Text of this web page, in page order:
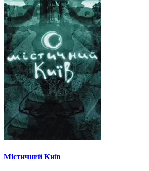
Містичний Київ